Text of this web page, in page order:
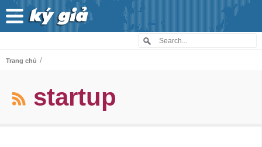
Trang chủ /
startup